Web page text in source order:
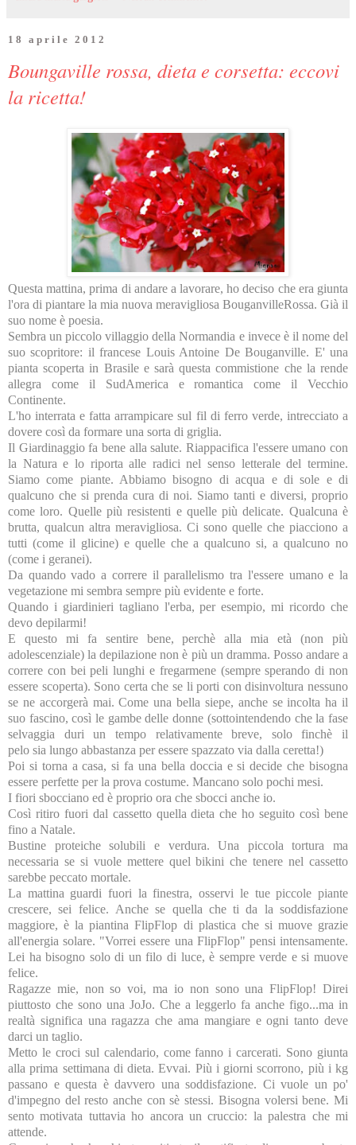
18 aprile 2012
Boungaville rossa, dieta e corsetta: eccovi
la ricetta!
Questa mattina, prima di andare a lavorare, ho deciso che era giunta
l'ora di piantare la mia nuova meravigliosa BouganvilleRossa. Già il
suo nome è poesia.
Sembra un piccolo villaggio della Normandia e invece è il nome del
suo scopritore: il francese Louis Antoine De Bouganville. E' una
pianta scoperta in Brasile e sarà questa commistione che la rende
allegra come il SudAmerica e romantica come il Vecchio
Continente.
L'ho interrata e fatta arrampicare sul fil di ferro verde, intrecciato a
dovere così da formare una sorta di griglia.
Il Giardinaggio fa bene alla salute. Riappacifica l'essere umano con
la Natura e lo riporta alle radici nel senso letterale del termine.
Siamo come piante. Abbiamo bisogno di acqua e di sole e di
qualcuno che si prenda cura di noi. Siamo tanti e diversi, proprio
come loro. Quelle più resistenti e quelle più delicate. Qualcuna è
brutta, qualcun altra meravigliosa. Ci sono quelle che piacciono a
tutti (come il glicine) e quelle che a qualcuno si, a qualcuno no
(come i geranei).
Da quando vado a correre il parallelismo tra l'essere umano e la
vegetazione mi sembra sempre più evidente e forte.
Quando i giardinieri tagliano l'erba, per esempio, mi ricordo che
devo depilarmi!
E questo mi fa sentire bene, perchè alla mia età (non più
adolescenziale) la depilazione non è più un dramma. Posso andare a
correre con bei peli lunghi e fregarmene (sempre sperando di non
essere scoperta). Sono certa che se li porti con disinvoltura nessuno
se ne accorgerà mai. Come una bella siepe, anche se incolta ha il
suo fascino, così le gambe delle donne (sottointendendo che la fase
selvaggia duri un tempo relativamente breve, solo finchè il
pelo sia lungo abbastanza per essere spazzato via dalla ceretta!)
Poi si torna a casa, si fa una bella doccia e si decide che bisogna
essere perfette per la prova costume. Mancano solo pochi mesi.
I fiori sbocciano ed è proprio ora che sbocci anche io.
Così ritiro fuori dal cassetto quella dieta che ho seguito così bene
fino a Natale.
Bustine proteiche solubili e verdura. Una piccola tortura ma
necessaria se si vuole mettere quel bikini che tenere nel cassetto
sarebbe peccato mortale.
La mattina guardi fuori la finestra, osservi le tue piccole piante
crescere, sei felice. Anche se quella che ti da la soddisfazione
maggiore, è la piantina FlipFlop di plastica che si muove grazie
all'energia solare. "Vorrei essere una FlipFlop" pensi intensamente.
Lei ha bisogno solo di un filo di luce, è sempre verde e si muove
felice.
Ragazze mie, non so voi, ma io non sono una FlipFlop! Direi
piuttosto che sono una JoJo. Che a leggerlo fa anche figo...ma in
realtà significa una ragazza che ama mangiare e ogni tanto deve
darci un taglio.
Metto le croci sul calendario, come fanno i carcerati. Sono giunta
alla prima settimana di dieta. Evvai. Più i giorni scorrono, più i kg
passano e questa è davvero una soddisfazione. Ci vuole un po'
d'impegno del resto anche con sè stessi. Bisogna volersi bene. Mi
sento motivata tuttavia ho ancora un cruccio: la palestra che mi
attende.